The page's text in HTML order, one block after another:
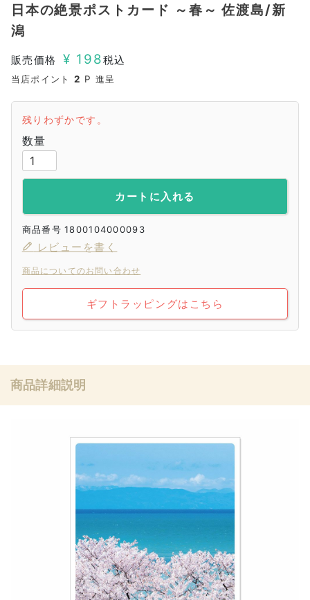
日本の絶景ポストカード ～春～ 佐渡島/新
潟
販売価格 ¥ 198税込
当店ポイント 2 P 進呈
残りわずかです。
カートに入れる
商品番号 1800104000093
レビューを書く
商品についてのお問い合わせ
ギフトラッピングはこちら
商品詳細説明